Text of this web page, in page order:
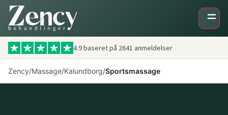
4.9 baseret på 2641 anmeldelser
Zency/Massage/Kalundborg/Sportsmassage